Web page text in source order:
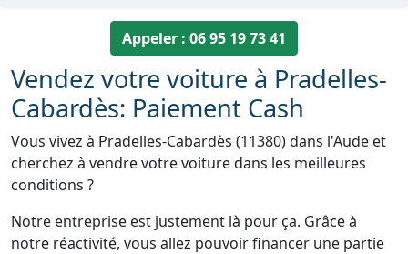
Appeler : 06 95 19 73 41
Vendez votre voiture à Pradelles-
Cabardès: Paiement Cash
Vous vivez à Pradelles-Cabardès (11380) dans l'Aude et
cherchez à vendre votre voiture dans les meilleures
conditions ?
Notre entreprise est justement là pour ça. Grâce à
notre réactivité, vous allez pouvoir financer une partie